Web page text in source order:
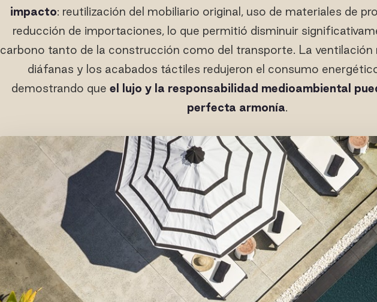
impacto: reutilización del mobiliario original, uso de materiales de
reducción de importaciones, lo que permitió disminuir
carbono tanto de la construcción como del transporte. La ventilación
diáfanas y los acabados táctiles redujeron el consumo
demostrando que el lujo y la responsabilidad medioambiental
perfecta armonía.